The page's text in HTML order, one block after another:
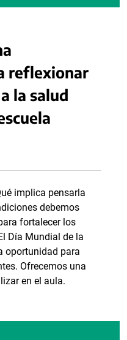
reflexionar
la salud
implica pensarla
debemos
fortalecer los
Día Mundial de la
oportunidad para
Ofrecemos una
en el aula.